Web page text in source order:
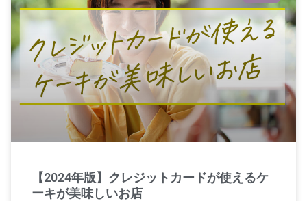
【2024年版】クレジットカードが使えるケ
ーキが美味しいお店